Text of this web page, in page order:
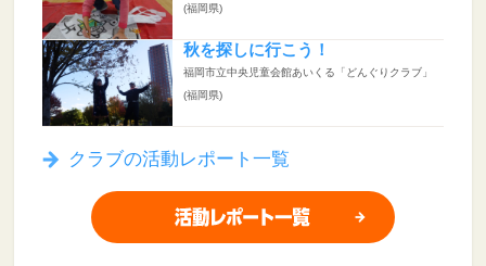
(福岡県)
秋を探しに行こう！
福岡市立中央児童会館あいくる「どんぐりクラブ」
(福岡県)
クラブの活動レポート一覧